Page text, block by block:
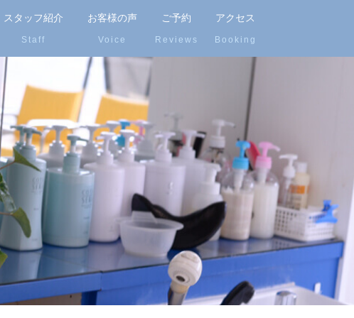
スタッフ紹介 お客様の声 ご予約 アクセス